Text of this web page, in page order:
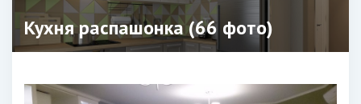
Кухня распашонка (66 фото)